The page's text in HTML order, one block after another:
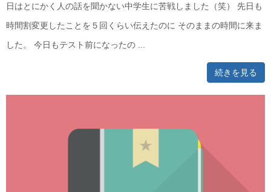
日はとにかく人の話を聞かない中学生に苦戦しました（笑） 先日も
時間割変更したことを５回くらい伝えたのに そのままの時間に来ま
した。 今日もテスト前になったの ...
続きを見る